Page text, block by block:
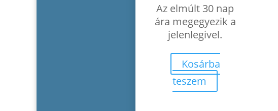
Az elmúlt 30 nap
ára megegyezik a
jelenlegivel.
Kosárba
teszem